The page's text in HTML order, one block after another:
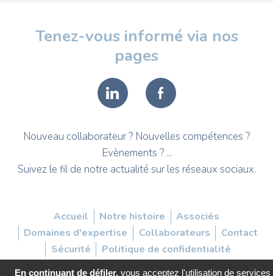
PiedTenez-vous informé via nos
pages
Nouveau collaborateur ? Nouvelles compétences ?
Evènements ? ...
Suivez le fil de notre actualité sur les réseaux sociaux.
Menu
de
navigation
Accueil Notre histoire
Associés
Domaines d'expertise
Collaborateurs
Contact
Sécurité
Politique de confidentialité
En continuant de défiler, vous acceptez l'utilisation de services